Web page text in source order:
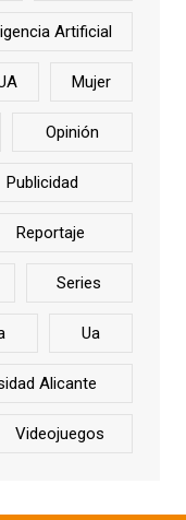
Artificial
Mujer
Opinión
Publicidad
Reportaje
Series
Ua
Alicante
Videojuegos